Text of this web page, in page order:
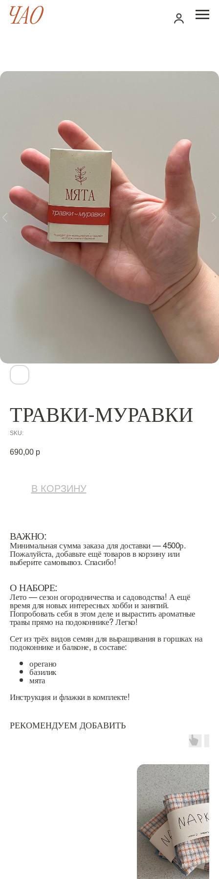
ТРАВКИ-МУРАВКИ
SKU:
690,00 р
В КОРЗИНУ
ВАЖНО:
Минимальная сумма заказа для доставки — 4500р.
Пожалуйста, добавьте ещё товаров в корзину или
выберите самовывоз. Спасибо!
О НАБОРЕ:
Лето — сезон огородничества и садоводства! А ещё
время для новых интересных хобби и занятий.
Попробовать себя в этом деле и вырастить ароматные
травы прямо на подоконнике? Легко!
Сет из трёх видов семян для выращивания в горшках на
подоконнике и балконе, в составе:
орегано
базилик
мята
Инструкция и флажки в комплекте!
РЕКОМЕНДУЕМ ДОБАВИТЬ